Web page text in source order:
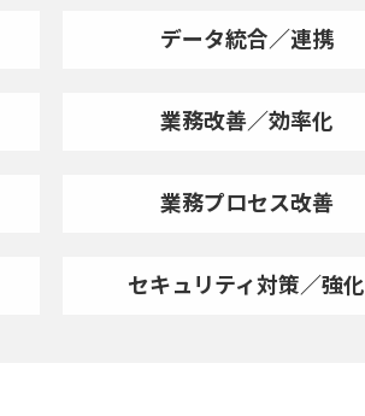
データ統合／連携
業務改善／効率化
業務プロセス改善
セキュリティ対策／強化